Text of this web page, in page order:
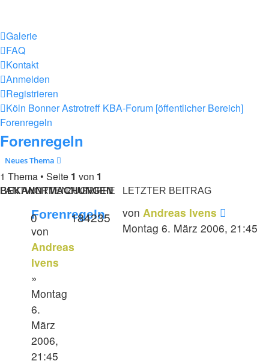
Galerie
FAQ
Kontakt
Anmelden
Registrieren
Köln Bonner Astrotreff KBA-Forum [öffentlicher Bereich]
Forenregeln
Forenregeln
Neues Thema
1 Thema • Seite 1 von 1
BEKANNTMACHUNGEN
ANTWORTENZUGRIFFE LETZTER BEITRAG
Forenregeln
von
Andreas
Ivens
»
Montag
6.
März
2006,
21:45
0 184235 von Andreas Ivens
Montag 6. März 2006, 21:45